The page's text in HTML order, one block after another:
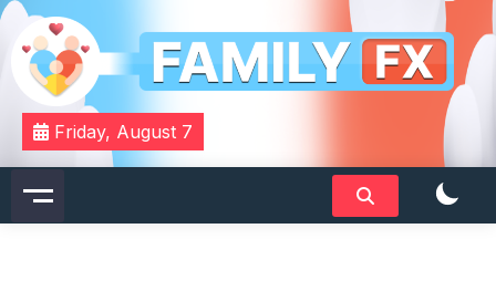
Skip
content
Familyfx
Your Daily Dose of Family Wisdom
Friday, August 7